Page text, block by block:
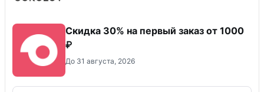
Скидка 30% на первый заказ от 1000
₽
До 31 августа, 2026